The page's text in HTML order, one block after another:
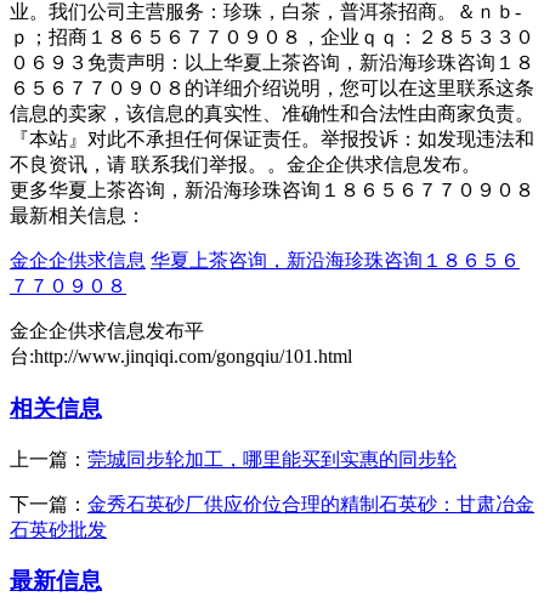
业。我们公司主营服务：珍珠，白茶，普洱茶招商。＆ｎｂ-
ｐ；招商１８６５６７７０９０８，企业ｑｑ：２８５３３０
０６９３免责声明：以上华夏上茶咨询，新沿海珍珠咨询１８
６５６７７０９０８的详细介绍说明，您可以在这里联系这条
信息的卖家，该信息的真实性、准确性和合法性由商家负责。
『本站』对此不承担任何保证责任。举报投诉：如发现违法和
不良资讯，请 联系我们举报。。金企企供求信息发布。
更多华夏上茶咨询，新沿海珍珠咨询１８６５６７７０９０８
最新相关信息：
金企企供求信息 华夏上茶咨询，新沿海珍珠咨询１８６５６
７７０９０８
金企企供求信息发布平
台:http://www.jinqiqi.com/gongqiu/101.html
相关信息
上一篇： 莞城同步轮加工，哪里能买到实惠的同步轮
下一篇： 金秀石英砂厂供应价位合理的精制石英砂：甘肃冶金
石英砂批发
最新信息